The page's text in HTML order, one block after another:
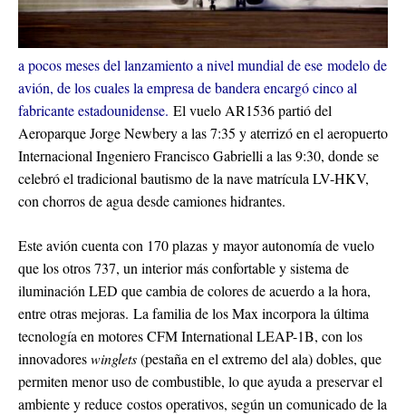
a pocos meses del lanzamiento a nivel mundial de ese modelo de
avión, de los cuales la empresa de bandera encargó cinco al
fabricante estadounidense. El vuelo AR1536 partió del
Aeroparque Jorge Newbery a las 7:35 y aterrizó en el aeropuerto
Internacional Ingeniero Francisco Gabrielli a las 9:30, donde se
celebró el tradicional bautismo de la nave matrícula LV-HKV,
con chorros de agua desde camiones hidrantes.
Este avión cuenta con 170 plazas y mayor autonomía de vuelo
que los otros 737, un interior más confortable y sistema de
iluminación LED que cambia de colores de acuerdo a la hora,
entre otras mejoras. La familia de los Max incorpora la última
tecnología en motores CFM International LEAP-1B, con los
innovadoreswinglets(pestaña en el extremo del ala) dobles, que
permiten menor uso de combustible, lo que ayuda a preservar el
ambiente y reduce costos operativos, según un comunicado de la